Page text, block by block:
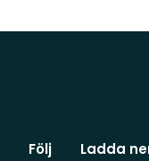
Följ
Ladda